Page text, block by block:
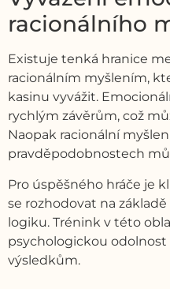
racionálního
Existuje tenká hranice
racionálním myšlením,
kasinu vyvážit.
rychlým závěrům, což
Naopak racionální
pravděpodobnostech
Pro úspěšného hráče je
se rozhodovat na
logiku. Trénink v této
psychologickou
výsledkům.